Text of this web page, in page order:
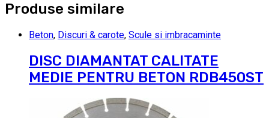
Produse similare
Beton, Discuri & carote, Scule si imbracaminte
DISC DIAMANTAT CALITATE
MEDIE PENTRU BETON RDB450ST